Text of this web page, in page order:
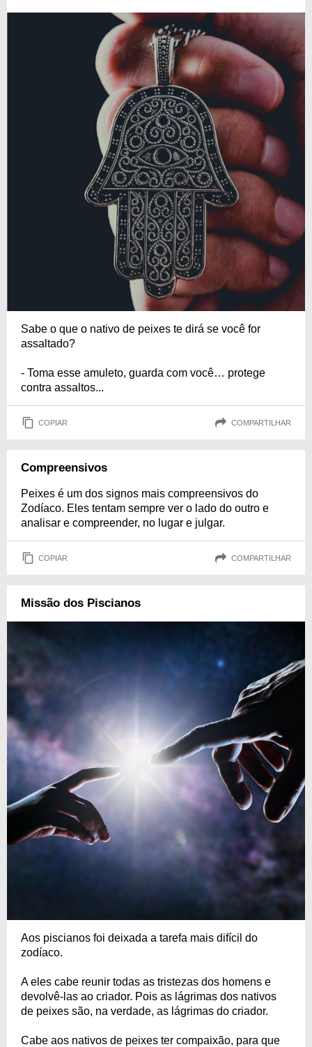
Sabe o que o nativo de peixes te dirá se você for
assaltado?
- Toma esse amuleto, guarda com você… protege
contra assaltos...
COPIAR COMPARTILHAR
Compreensivos
Peixes é um dos signos mais compreensivos do
Zodíaco. Eles tentam sempre ver o lado do outro e
analisar e compreender, no lugar e julgar.
COPIAR COMPARTILHAR
Missão dos Piscianos
Aos piscianos foi deixada a tarefa mais difícil do
zodíaco.
A eles cabe reunir todas as tristezas dos homens e
devolvê-las ao criador. Pois as lágrimas dos nativos
de peixes são, na verdade, as lágrimas do criador.
Cabe aos nativos de peixes ter compaixão, para que